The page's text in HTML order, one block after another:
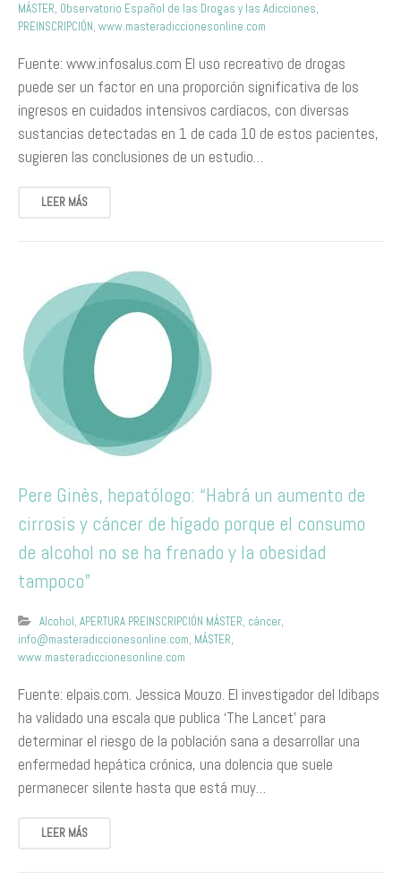
MÁSTER, Observatorio Español de las Drogas y las Adicciones,
PREINSCRIPCIÓN, www.masteradiccionesonline.com
Fuente: www.infosalus.com El uso recreativo de drogas
puede ser un factor en una proporción significativa de los
ingresos en cuidados intensivos cardíacos, con diversas
sustancias detectadas en 1 de cada 10 de estos pacientes,
sugieren las conclusiones de un estudio…
LEER MÁS
Pere Ginès, hepatólogo: “Habrá un aumento de
cirrosis y cáncer de hígado porque el consumo
de alcohol no se ha frenado y la obesidad
tampoco”
Alcohol, APERTURA PREINSCRIPCIÓN MÁSTER, cáncer,
info@masteradiccionesonline.com, MÁSTER,
www.masteradiccionesonline.com
Fuente: elpais.com. Jessica Mouzo. El investigador del Idibaps
ha validado una escala que publica ‘The Lancet’ para
determinar el riesgo de la población sana a desarrollar una
enfermedad hepática crónica, una dolencia que suele
permanecer silente hasta que está muy…
LEER MÁS